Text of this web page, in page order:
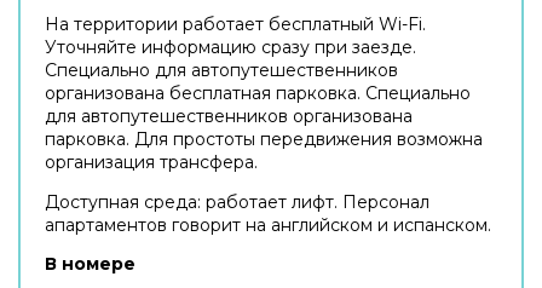
На территории работает бесплатный Wi-Fi.
Уточняйте информацию сразу при заезде.
Специально для автопутешественников
организована бесплатная парковка. Специально
для автопутешественников организована
парковка. Для простоты передвижения возможна
организация трансфера.
Доступная среда: работает лифт. Персонал
апартаментов говорит на английском и испанском.
В номере